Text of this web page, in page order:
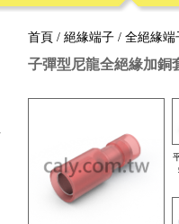
首頁 / 絕緣端子 / 全絕緣端
子彈型尼龍全絕緣加銅